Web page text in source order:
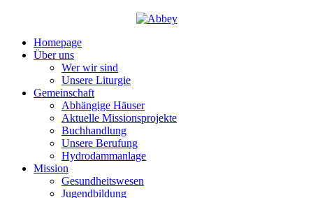
Homepage
Über uns
Wer wir sind
Unsere Liturgie
Gemeinschaft
Abhängige Häuser
Aktuelle Missionsprojekte
Buchhandlung
Unsere Berufung
Hydrodammanlage
Mission
Gesundheitswesen
Jugendbildung